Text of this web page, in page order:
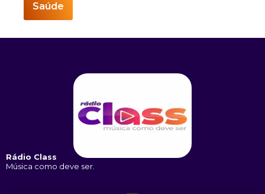
Saúde
Rádio Class
Música como deve ser.